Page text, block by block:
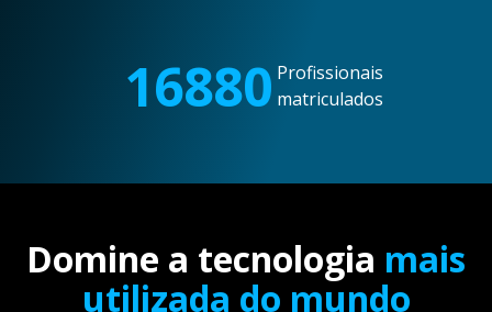
16880 Profissionais
matriculados
Domine a tecnologia mais
utilizada do mundo